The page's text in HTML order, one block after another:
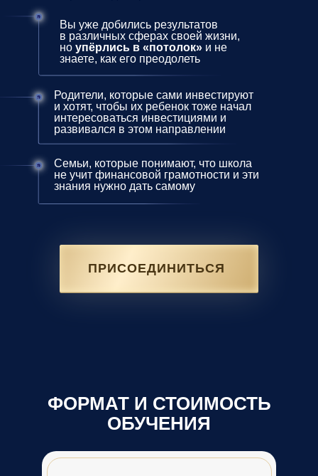
ПРИСОЕДИНИТЬСЯ
Родители, которые сами инвестируют
и хотят, чтобы их ребенок тоже начал
интересоваться инвестициями и
развивался в этом направлении
Семьи, которые понимают, что школа
не учит финансовой грамотности и эти
знания нужно дать самому
Вы уже добились результатов
в различных сферах своей жизни,
но упёрлись в «потолок» и не
знаете, как его преодолеть
ФОРМАТ И СТОИМОСТЬ
ОБУЧЕНИЯ